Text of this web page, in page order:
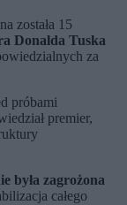
została 15
Donalda Tuska
za
próbami
premier,
była zagrożona
całego